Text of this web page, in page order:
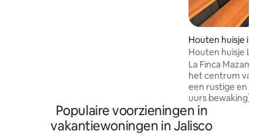
Houten huisje in
Houten huisje La
midden in het bos
La Finca
het centrum van
een rustige en
uurs bewaking)
pijnbomen en eiken. De hoge
en grote ramen
daglicht en
Populaire voorzieningen in
vakantiewoningen in Jalisco